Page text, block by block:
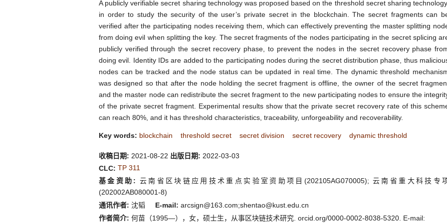
A publicly verifiable secret sharing technology was proposed based on the threshold secret sharing technology,
in order to study the security of the user’s private secret in the blockchain. The secret fragments can
verified after the participating nodes receiving them, which can effectively preventing the master splitting
from doing evil when splitting the key. The secret fragments of the nodes participating in the secret splicing
publicly verified through the secret recovery phase, to prevent the nodes in the secret recovery phase
doing evil. Identity IDs are added to the participating nodes during the secret distribution phase, thus
nodes can be tracked and the node status can be updated in real time. The dynamic threshold
was designed so that after the node holding the secret fragment is offline, the owner of the secret
and the master node can redistribute the secret fragment to the new participating nodes to ensure the
of the private secret fragment. Experimental results show that the private secret recovery rate of this
can reach 80%, and it has threshold characteristics, traceability, unforgeability and recoverability.
Key words: blockchain threshold secret secret division secret recovery dynamic threshold
收稿日期: 2021-08-22 出版日期: 2022-03-03
CLC: TP 311
基金资助: 云南省区块链应用技术重点实验室资助项目(202105AG070005); 云南省重大科技专
(202002AB080001-8)
通讯作者: 沈韬 E-mail: arcsign@163.com;shentao@kust.edu.cn
作者简介: 何苗（1995—），女，硕士生，从事区块链技术研究. orcid.org/0000-0002-8038-5320. E-mail: